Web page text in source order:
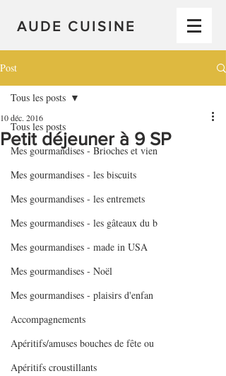
AUDE CUISINE
Post
Tous les posts
Mes gourmandises - Brioches et vien
Mes gourmandises - les biscuits
Mes gourmandises - les entremets
Mes gourmandises - les gâteaux du b
Mes gourmandises - made in USA
Mes gourmandises - Noël
Mes gourmandises - plaisirs d'enfan
Accompagnements
Apéritifs/amuses bouches de fête ou
Apéritifs croustillants
Tous les posts
Petit déjeuner à 9 SP
10 déc. 2016